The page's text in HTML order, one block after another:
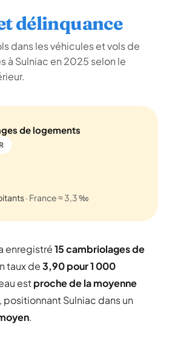
délinquance
dans les véhicules et vols de
à Sulniac en 2025 selon le
de logements
· France ≈ 3,3 ‰
enregistré15 cambriolages de
taux de3,90 pour 1 000
estproche de la moyenne
Sulniac dans un
.